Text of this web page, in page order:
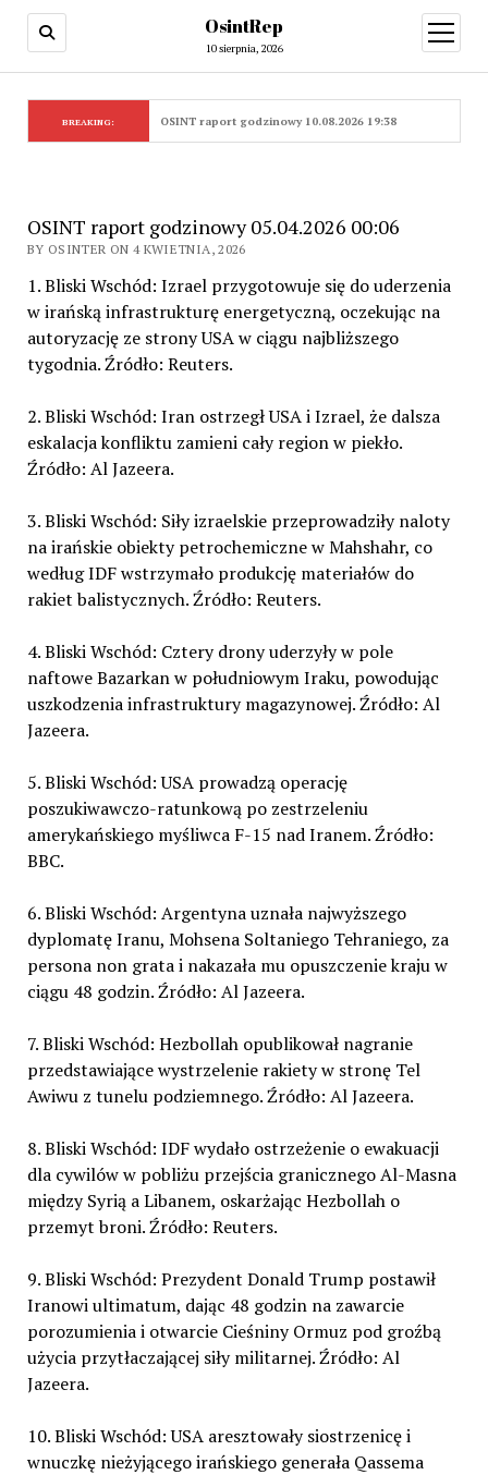
OsintRep
10 sierpnia, 2026
open
menu
BREAKING: OSINT raport godzinowy 10.08.2026 19:38
OSINT raport godzinowy 05.04.2026 00:06
BY OSINTER ON 4 KWIETNIA, 2026
1. Bliski Wschód: Izrael przygotowuje się do uderzenia
w irańską infrastrukturę energetyczną, oczekując na
autoryzację ze strony USA w ciągu najbliższego
tygodnia. Źródło: Reuters.
2. Bliski Wschód: Iran ostrzegł USA i Izrael, że dalsza
eskalacja konfliktu zamieni cały region w piekło.
Źródło: Al Jazeera.
3. Bliski Wschód: Siły izraelskie przeprowadziły naloty
na irańskie obiekty petrochemiczne w Mahshahr, co
według IDF wstrzymało produkcję materiałów do
rakiet balistycznych. Źródło: Reuters.
4. Bliski Wschód: Cztery drony uderzyły w pole
naftowe Bazarkan w południowym Iraku, powodując
uszkodzenia infrastruktury magazynowej. Źródło: Al
Jazeera.
5. Bliski Wschód: USA prowadzą operację
poszukiwawczo-ratunkową po zestrzeleniu
amerykańskiego myśliwca F-15 nad Iranem. Źródło:
BBC.
6. Bliski Wschód: Argentyna uznała najwyższego
dyplomatę Iranu, Mohsena Soltaniego Tehraniego, za
persona non grata i nakazała mu opuszczenie kraju w
ciągu 48 godzin. Źródło: Al Jazeera.
7. Bliski Wschód: Hezbollah opublikował nagranie
przedstawiające wystrzelenie rakiety w stronę Tel
Awiwu z tunelu podziemnego. Źródło: Al Jazeera.
8. Bliski Wschód: IDF wydało ostrzeżenie o ewakuacji
dla cywilów w pobliżu przejścia granicznego Al-Masna
między Syrią a Libanem, oskarżając Hezbollah o
przemyt broni. Źródło: Reuters.
9. Bliski Wschód: Prezydent Donald Trump postawił
Iranowi ultimatum, dając 48 godzin na zawarcie
porozumienia i otwarcie Cieśniny Ormuz pod groźbą
użycia przytłaczającej siły militarnej. Źródło: Al
Jazeera.
10. Bliski Wschód: USA aresztowały siostrzenicę i
wnuczkę nieżyjącego irańskiego generała Qassema